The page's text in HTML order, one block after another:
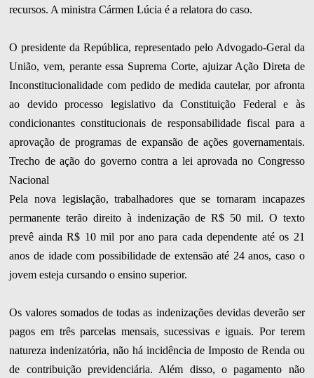
recursos. A ministra Cármen Lúcia é a relatora do caso.
O presidente da República, representado pelo Advogado-Geral da
União, vem, perante essa Suprema Corte, ajuizar Ação Direta de
Inconstitucionalidade com pedido de medida cautelar, por afronta
ao devido processo legislativo da Constituição Federal e às
condicionantes constitucionais de responsabilidade fiscal para a
aprovação de programas de expansão de ações governamentais.
Trecho de ação do governo contra a lei aprovada no Congresso
Nacional
Pela nova legislação, trabalhadores que se tornaram incapazes
permanente terão direito à indenização de R$ 50 mil. O texto
prevê ainda R$ 10 mil por ano para cada dependente até os 21
anos de idade com possibilidade de extensão até 24 anos, caso o
jovem esteja cursando o ensino superior.
Os valores somados de todas as indenizações devidas deverão ser
pagos em três parcelas mensais, sucessivas e iguais. Por terem
natureza indenizatória, não há incidência de Imposto de Renda ou
de contribuição previdenciária. Além disso, o pagamento não